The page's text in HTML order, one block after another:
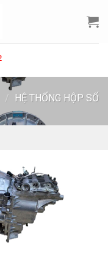
/ HỆ THỐNG HỘP SỐ